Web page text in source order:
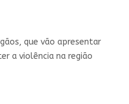
que vão apresentar
a violência na região
por LinkedInMi